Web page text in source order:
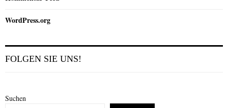
WordPress.org
FOLGEN SIE UNS!
Suchen